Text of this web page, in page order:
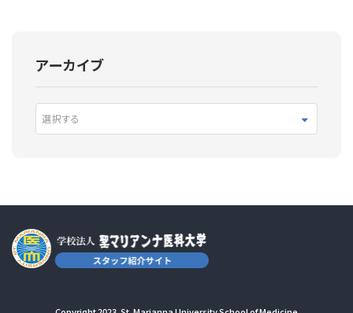
アーカイブ
選択する